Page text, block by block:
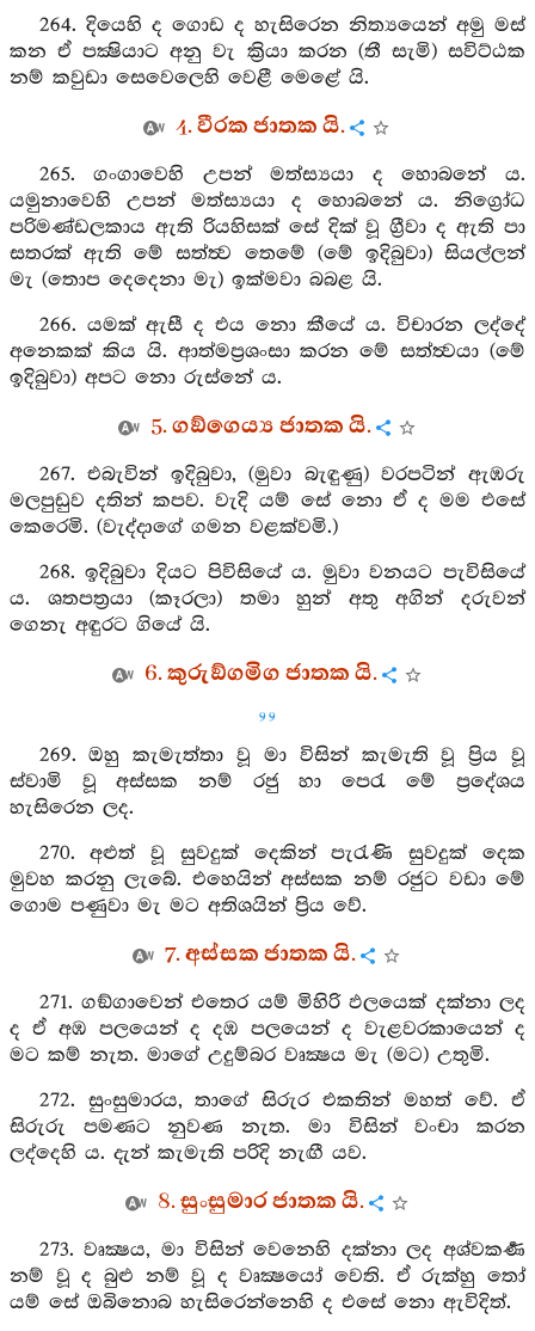
264. දියෙහි ද ගොඩ ද හැසිරෙන නිත්‍යයෙන් අමු මස්
කන ඒ පක්‍ෂියාට අනු වැ ක්‍රියා කරන (තී සැමි) සවිට්ඨක
නම් කවුඩා සෙවෙලෙහි වෙළී මෙළේ යි.
4. වීරක ජාතක යි.
265. ගංගාවෙහි උපන් මත්ස්‍යයා ද හොබනේ ය.
යමුනාවෙහි උපන් මත්ස්‍යයා ද හොබනේ ය. නිග්‍රෝධ
පරිමණ්ඩලකාය ඇති රියහිසක් සේ දික් වූ ග්‍රීවා ද ඇති පා
සතරක් ඇති මේ සත්ත්‍ව තෙමේ (මේ ඉදිබුවා) සියල්ලන්
මැ (තොප දෙදෙනා මැ) ඉක්මවා බබළ යි.
266. යමක් ඇසී ද එය නො කීයේ ය. විචාරන ලද්දේ
අනෙකක් කිය යි. ආත්මප්‍රශංසා කරන මේ සත්ත්‍වයා (මේ
ඉදිබුවා) අපට නො රුස්නේ ය.
5. ගඞ්ගෙය්‍ය ජාතක යි.
267. එබැවින් ඉදිබුවා, (මුවා බැඳුණු) වරපටින් ඇඹරු
මලපුඩුව දතින් කපව. වැදි යම් සේ නො ඒ ද මම එසේ
කෙරෙමි. (වැද්දාගේ ගමන වළක්වමි.)
268. ඉදිබුවා දියට පිවිසියේ ය. මුවා වනයට පැවිසියේ
ය. ශතපත්‍රයා (කෑරලා) තමා හුන් අතු අගින් දරුවන්
ගෙනැ අඳුරට ගියේ යි.
6. කුරුඞ්ගමිග ජාතක යි.
99
269. ඔහු කැමැත්තා වූ මා විසින් කැමැති වූ ප්‍රිය වූ
ස්වාමි වූ අස්සක නම් රජු හා පෙරැ මේ ප්‍රදේශය
හැසිරෙන ලද.
270. අළුත් වූ සුවදුක් දෙකින් පැරැණි සුවදුක් දෙක
මුවහ කරනු ලැබේ. එහෙයින් අස්සක නම් රජුට වඩා මේ
ගොම පණුවා මැ මට අතිශයින් ප්‍රිය වේ.
7. අස්සක ජාතක යි.
271. ගඞ්ගාවෙන් එතෙර යම් මිහිරි ඵලයෙක් දක්නා ලද
ද ඒ අඹ පලයෙන් ද දඹ පලයෙන් ද වැළවරකායෙන් ද
මට කම් නැත. මාගේ උදුම්බර වෘක්‍ෂය මැ (මට) උතුමි.
272. සුංසුමාරය, තාගේ සිරුර එකතින් මහත් වේ. ඒ
සිරුරු පමණට නුවණ නැත. මා විසින් වංචා කරන
ලද්දෙහි ය. දැන් කැමැති පරිදි නැඟී යව.
8. සුංසුමාර ජාතක යි.
273. වෘක්‍ෂය, මා විසින් වෙනෙහි දක්නා ලද අශ්වකර්‍ණ
නම් වූ ද බුළු නම් වූ ද වෘක්‍ෂයෝ වෙති. ඒ රුක්හු තෝ
යම් සේ ඔබිනොබ හැසිරෙන්නෙහි ද එසේ නො ඇවිදිත්.